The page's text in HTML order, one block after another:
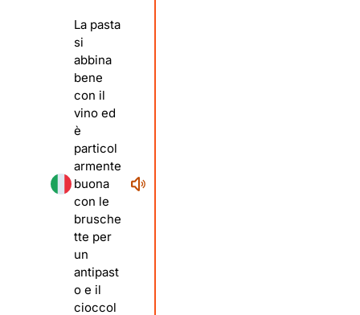
La pasta
si
abbina
bene
con il
vino ed
è
particol
armente
buona
con le
brusche
tte per
un
antipast
o e il
cioccol